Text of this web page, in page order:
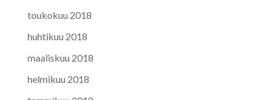
toukokuu 2018
huhtikuu 2018
maaliskuu 2018
helmikuu 2018